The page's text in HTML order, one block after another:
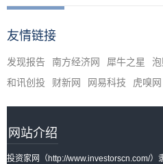
友情链接
发现报告 南方经济网 犀牛之星
和讯创投
财新网 网易科技 虎嗅网
网站介绍
投资家网（http://www.investorscn.com/